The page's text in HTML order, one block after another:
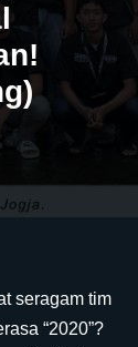
seragam tim
“2020”?